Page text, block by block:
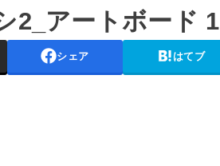
2_アートボード 1
シェア はてブ